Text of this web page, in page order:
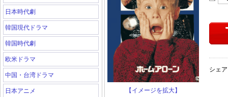
日本時代劇
韓国現代ドラマ
韓国時代劇
欧米ドラマ
中国・台湾ドラマ
日本アニメ 【イメージを拡大】
シェ